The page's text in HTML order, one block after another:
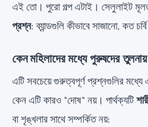
এই তো। পুরো গল্প এটাই। সেলুলাইট
প্রশ্ন: ব্যান্ডগুলি কীভাবে সাজানো, কত
কেন মহিলাদের মধ্যে পুরুষদের
এটি সবচেয়ে গুরুত্বপূর্ণ প্রশ্নগুলির মধ্যে
কেন এটি কারও "দোষ" নয়। পার্থক্যটি
বা শৃঙ্খলার সাথে সম্পর্কিত নয়: